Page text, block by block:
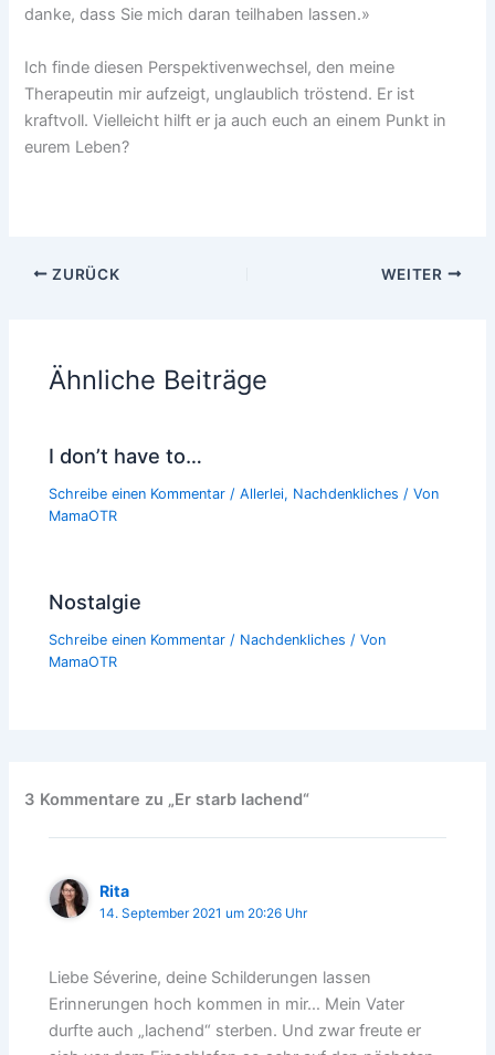
danke, dass Sie mich daran teilhaben lassen.»
Ich finde diesen Perspektivenwechsel, den meine
Therapeutin mir aufzeigt, unglaublich tröstend. Er ist
kraftvoll. Vielleicht hilft er ja auch euch an einem Punkt in
eurem Leben?
ZURÜCK WEITER
Ähnliche Beiträge
I don’t have to…
Schreibe einen Kommentar /Allerlei, Nachdenkliches / Von
MamaOTR
Nostalgie
Schreibe einen Kommentar / Nachdenkliches / Von
MamaOTR
3 Kommentare zu „Er starb lachend“
Rita
14. September 2021 um 20:26 Uhr
Liebe Séverine, deine Schilderungen lassen
Erinnerungen hoch kommen in mir… Mein Vater
durfte auch „lachend“ sterben. Und zwar freute er